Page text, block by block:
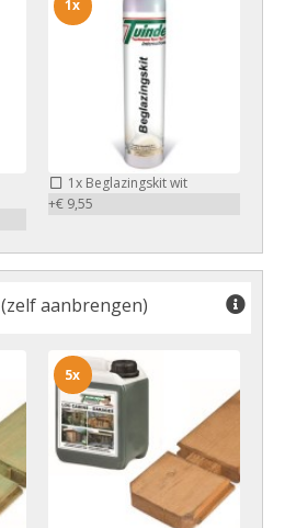
1xBeglazingskit wit
+€ 9,55
1x
(zelf aanbrengen)
5x